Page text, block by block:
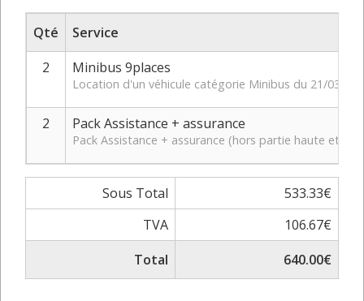
Qté
Service
2
Minibus 9places
Location d'un véhicule catégorie Minibus du 21/03/
2 Pack Assistance + assurance
Pack Assistance + assurance (hors partie haute et
Sous Total
533.33€
TVA
106.67€
Total
640.00€